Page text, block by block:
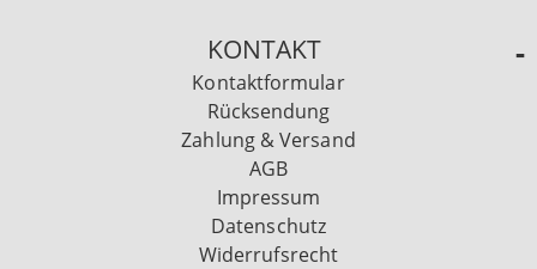
KONTAKT
Kontaktformular
Rücksendung
Zahlung & Versand
AGB
Impressum
Datenschutz
Widerrufsrecht